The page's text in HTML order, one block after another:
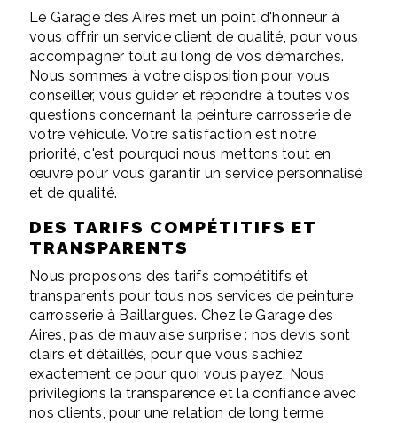
Le Garage des Aires met un point d'honneur à
vous offrir un service client de qualité, pour vous
accompagner tout au long de vos démarches.
Nous sommes à votre disposition pour vous
conseiller, vous guider et répondre à toutes vos
questions concernant la peinture carrosserie de
votre véhicule. Votre satisfaction est notre
priorité, c'est pourquoi nous mettons tout en
œuvre pour vous garantir un service personnalisé
et de qualité.
DES TARIFS COMPÉTITIFS ET
TRANSPARENTS
Nous proposons des tarifs compétitifs et
transparents pour tous nos services de peinture
carrosserie à Baillargues. Chez le Garage des
Aires, pas de mauvaise surprise : nos devis sont
clairs et détaillés, pour que vous sachiez
exactement ce pour quoi vous payez. Nous
privilégions la transparence et la confiance avec
nos clients, pour une relation de long terme